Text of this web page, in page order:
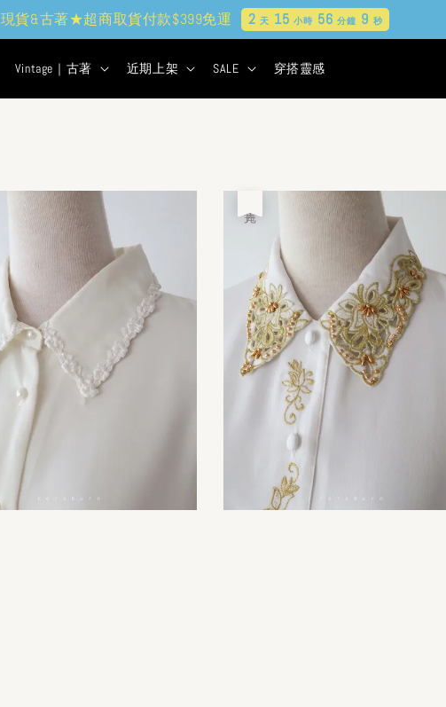
現貨&古著★超商取貨付款$399免運 2 天 15小時 56分鐘 8 秒
Vintage｜古著 近期上架 SALE 穿搭靈感